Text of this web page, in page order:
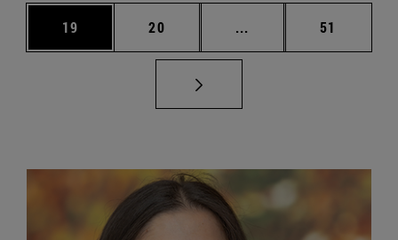
Página
19 Página
20 ... Páginas intermedias
Página
51